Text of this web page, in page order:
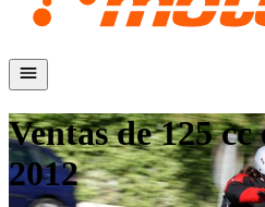
Ventas de 125
2012